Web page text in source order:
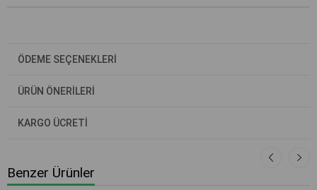
ÖDEME SEÇENEKLERI
ÜRÜN ÖNERILERI
KARGO ÜCRETİ
Benzer Ürünler